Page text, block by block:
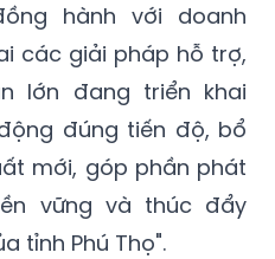
hành với doanh
các giải pháp hỗ trợ,
lớn đang triển khai
đúng tiến độ, bổ
mới, góp phần phát
vững và thúc đẩy
tỉnh Phú Thọ".